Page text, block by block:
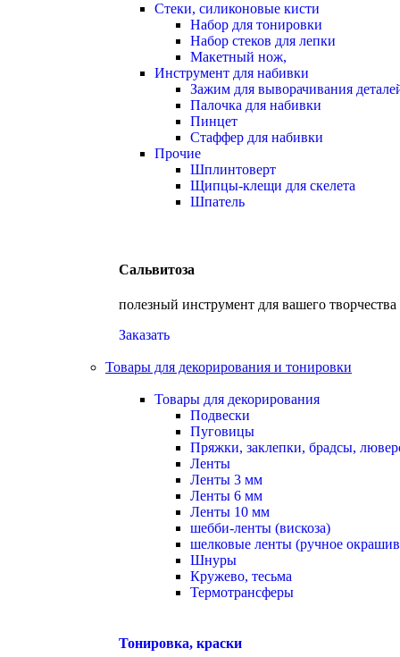
Стеки, силиконовые кисти
Набор для тонировки
Набор стеков для лепки
Макетный нож,
Инструмент для набивки
Зажим для выворачивания
Палочка для набивки
Пинцет
Стаффер для набивки
Прочие
Шплинтоверт
Щипцы-клещи для скелета
Шпатель
Сальвитоза
полезный инструмент для вашего творчества
Заказать
Товары для декорирования и тонировки
Товары для декорирования
Подвески
Пуговицы
Пряжки, заклепки, брадсы,
Ленты
Ленты 3 мм
Ленты 6 мм
Ленты 10 мм
шебби-ленты (вискоза)
шелковые ленты (ручное
Шнуры
Кружево, тесьма
Термотрансферы
Тонировка, краски